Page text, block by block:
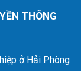
THÔNG
ở Hải Phòng